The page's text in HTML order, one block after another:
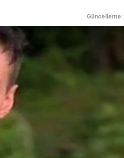
Güncelleme: